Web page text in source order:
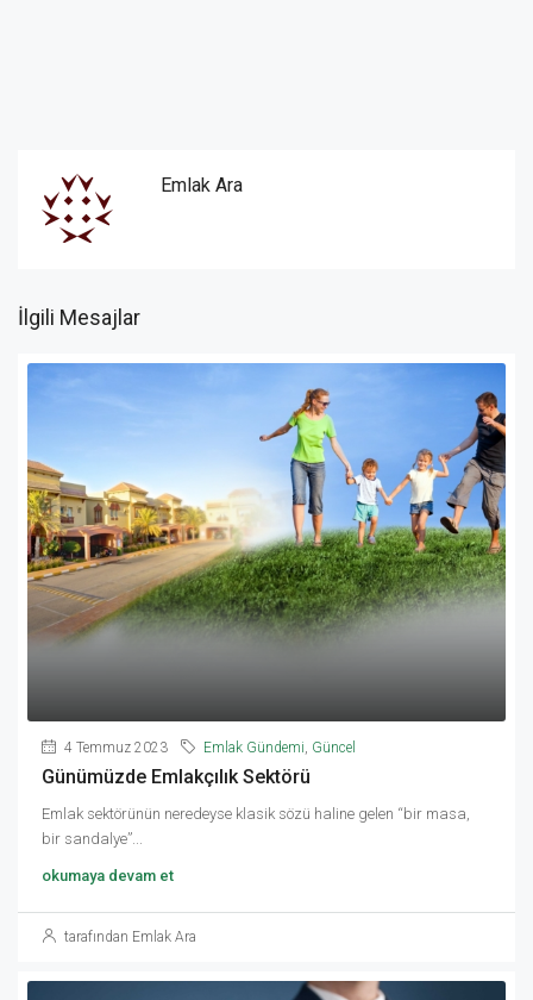
Emlak Ara
İlgili Mesajlar
4 Temmuz 2023 Emlak Gündemi, Güncel
Günümüzde Emlakçılık Sektörü
Emlak sektörünün neredeyse klasik sözü haline gelen “bir masa,
bir sandalye”...
okumaya devam et
tarafından Emlak Ara